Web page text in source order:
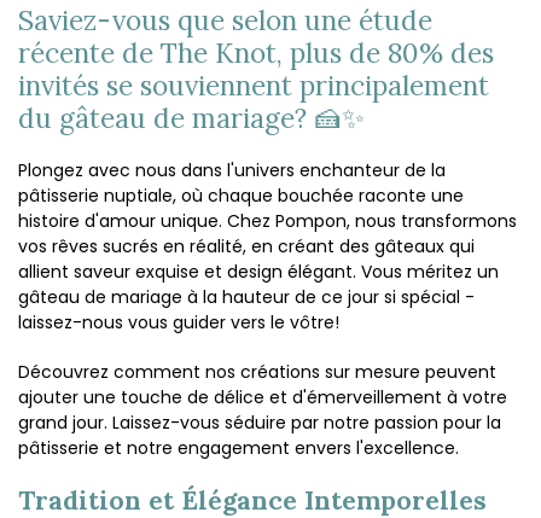
Saviez-vous que selon une étude
récente de The Knot, plus de 80% des
invités se souviennent principalement
du gâteau de mariage? 🍰✨
Plongez avec nous dans l'univers enchanteur de la
pâtisserie nuptiale, où chaque bouchée raconte une
histoire d'amour unique. Chez Pompon, nous transformons
vos rêves sucrés en réalité, en créant des gâteaux qui
allient saveur exquise et design élégant. Vous méritez un
gâteau de mariage à la hauteur de ce jour si spécial -
laissez-nous vous guider vers le vôtre!
Découvrez comment nos créations sur mesure peuvent
ajouter une touche de délice et d'émerveillement à votre
grand jour. Laissez-vous séduire par notre passion pour la
pâtisserie et notre engagement envers l'excellence.
Tradition et Élégance Intemporelles